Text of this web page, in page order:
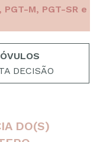
PGT-M, PGT-SR e
DECISÃO
DO(S)